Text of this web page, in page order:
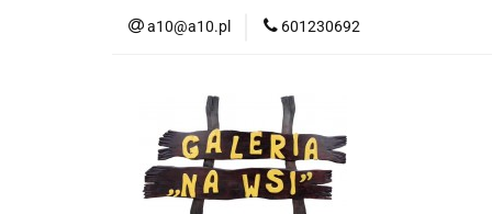
a10@a10.pl 601230692